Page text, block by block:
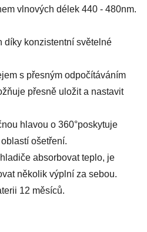
vlnových délek 440 - 480nm.
díky konzistentní světelné
s přesným odpočítáváním
přesně uložit a nastavit
hlavou o 360°poskytuje
ošetření.
absorbovat teplo, je
několik výplní za sebou.
12 měsíců.